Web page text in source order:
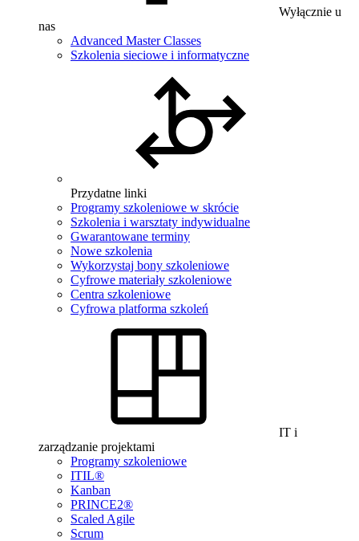
Wyłącznie u
nas
Advanced Master Classes
Szkolenia sieciowe i informatyczne
Przydatne linki
Programy szkoleniowe w skrócie
Szkolenia i warsztaty indywidualne
Gwarantowane terminy
Nowe szkolenia
Wykorzystaj bony szkoleniowe
Cyfrowe materiały szkoleniowe
Centra szkoleniowe
Cyfrowa platforma szkoleń
IT i
zarządzanie projektami
Programy szkoleniowe
ITIL®
Kanban
PRINCE2®
Scaled Agile
Scrum